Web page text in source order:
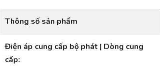
Thông số sản phẩm
Điện áp cung cấp bộ phát | Dòng cung
cấp: